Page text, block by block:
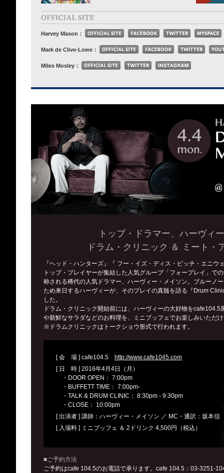
Harvey Mason：
Mark de Clive-Lowe：
Miles Mosley：
トップ・ドラマー、ハーヴィ
ドラム・クリニック ＆ ミート・
『ヘッド・ハンターズ』『 フー・イズ・ディス・ビッチ・エニ
トップ・プレイヤーが集結した人気グループ「フォープレイ」で
称される稀代の人気ドラマー、ハーヴィー・メイソン。ブルーノ
ため来日するハーヴィーが、そのプレイの真髄を語る『Drum
した。
ドラム・クリニック開始前には、ハーヴィーの大好物を
や新鮮なサラダなどのお料理を、ミニブッフェでお楽しみいただ
※ドラムクリニックはトークショウ形式で行われます。
[ 会 場 ] cafe104.5 http://www.cafe1045.com
[ 日 時 ] 2016年4月4日（月）
・DOOR OPEN： 7:00pm
・BUFFETT TIME： 7:00pm-
・TALK & DRUM CLINIC： 8:30pm - 9:30pm
・CLOSE： 10:00pm
[ 出演者 ] 講師：ハーヴィー・メイソン ／ MC・通訳：坂本信
[ 入場料 ] ミニブッフェ ＆ 2ドリンク 4,500円（税込）
■ご予約方法
ご予約はcafe 104.5のお電話で承ります。cafe 104.5：03-3251-